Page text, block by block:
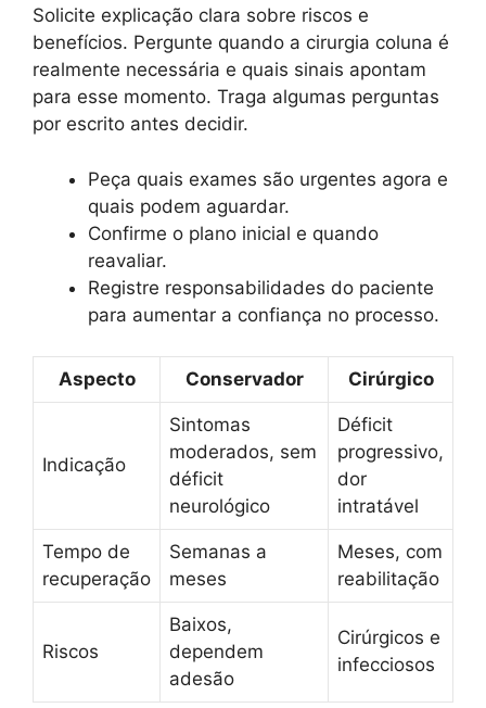
Solicite explicação clara sobre riscos e
benefícios. Pergunte quando a cirurgia coluna é
realmente necessária e quais sinais apontam
para esse momento. Traga algumas perguntas
por escrito antes decidir.
Peça quais exames são urgentes agora e
quais podem aguardar.
Confirme o plano inicial e quando
reavaliar.
Registre responsabilidades do paciente
para aumentar a confiança no processo.
Aspecto Conservador Cirúrgico
Indicação
Sintomas
moderados, sem
déficit
neurológico
Déficit
progressivo,
dor
intratável
Tempo de
recuperação
Semanas a
meses
Meses, com
reabilitação
Riscos
Baixos,
dependem
adesão
Cirúrgicos e
infecciosos